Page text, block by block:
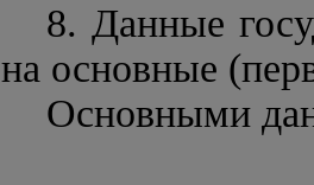
8. Данные
на основные
Основными